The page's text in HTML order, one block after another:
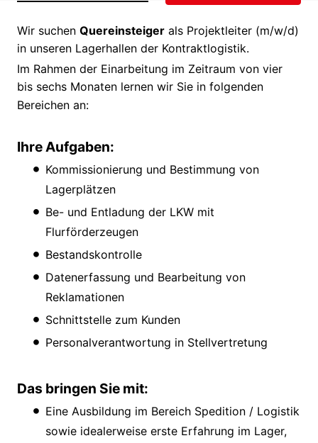
Wir suchen Quereinsteiger als Projektleiter (m/w/d)
in unseren Lagerhallen der Kontraktlogistik.
Im Rahmen der Einarbeitung im Zeitraum von vier
bis sechs Monaten lernen wir Sie in folgenden
Bereichen an:
Ihre Aufgaben:
Kommissionierung und Bestimmung von
Lagerplätzen
Be- und Entladung der LKW mit
Flurförderzeugen
Bestandskontrolle
Datenerfassung und Bearbeitung von
Reklamationen
Schnittstelle zum Kunden
Personalverantwortung in Stellvertretung
Das bringen Sie mit:
Eine Ausbildung im Bereich Spedition / Logistik
sowie idealerweise erste Erfahrung im Lager,